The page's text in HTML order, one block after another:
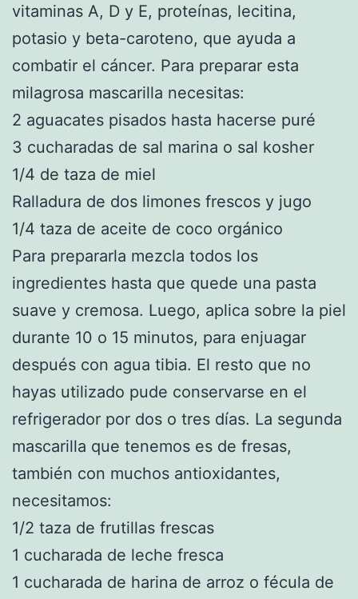
vitaminas A, D y E, proteínas, lecitina,
potasio y beta-caroteno, que ayuda a
combatir el cáncer. Para preparar esta
milagrosa mascarilla necesitas:
2 aguacates pisados hasta hacerse puré
3 cucharadas de sal marina o sal kosher
1/4 de taza de miel
Ralladura de dos limones frescos y jugo
1/4 taza de aceite de coco orgánico
Para prepararla mezcla todos los
ingredientes hasta que quede una pasta
suave y cremosa. Luego, aplica sobre la piel
durante 10 o 15 minutos, para enjuagar
después con agua tibia. El resto que no
hayas utilizado pude conservarse en el
refrigerador por dos o tres días. La segunda
mascarilla que tenemos es de fresas,
también con muchos antioxidantes,
necesitamos:
1/2 taza de frutillas frescas
1 cucharada de leche fresca
1 cucharada de harina de arroz o fécula de